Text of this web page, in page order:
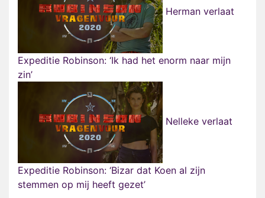
Herman verlaat
Expeditie Robinson: ‘Ik had het enorm naar mijn
zin’
Nelleke verlaat
Expeditie Robinson: ‘Bizar dat Koen al zijn
stemmen op mij heeft gezet’